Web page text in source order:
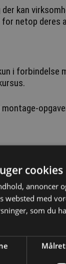
kan
netop deres
i forbindelse
som
med
af andet
cookies
annoncer
med
som du